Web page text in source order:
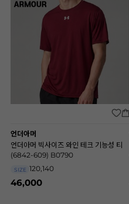
언더아머
언더아머 빅사이즈 와인 테크 기능성 티
(6842-609) B0790
SIZE 120,140
46,000